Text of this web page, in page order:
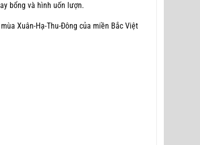
bổng và hình uốn lượn.
Xuân-Hạ-Thu-Đông của miền Bắc Việt